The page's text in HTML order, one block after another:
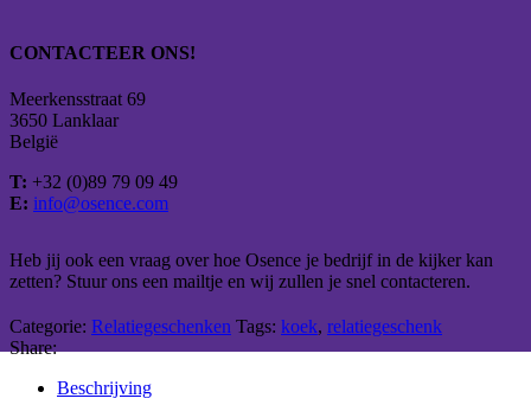
CONTACTEER ONS!
Meerkensstraat 69
3650 Lanklaar
België
T: +32 (0)89 79 09 49
E: info@osence.com
Heb jij ook een vraag over hoe Osence je bedrijf in de kijker kan
zetten? Stuur ons een mailtje en wij zullen je snel contacteren.
Categorie: Relatiegeschenken Tags: koek, relatiegeschenk
Share:
Beschrijving